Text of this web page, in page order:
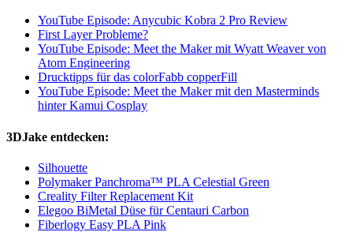
YouTube Episode: Anycubic Kobra 2 Pro Review
First Layer Probleme?
YouTube Episode: Meet the Maker mit Wyatt Weaver von
Atom Engineering
Drucktipps für das colorFabb copperFill
YouTube Episode: Meet the Maker mit den Masterminds
hinter Kamui Cosplay
3DJake entdecken:
Silhouette
Polymaker Panchroma™ PLA Celestial Green
Creality Filter Replacement Kit
Elegoo BiMetal Düse für Centauri Carbon
Fiberlogy Easy PLA Pink